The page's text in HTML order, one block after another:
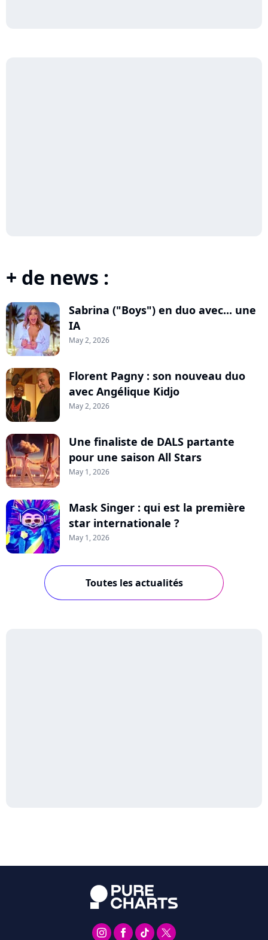
+ de news :
Sabrina ("Boys") en duo avec... une
IA
May 2, 2026
Florent Pagny : son nouveau duo
avec Angélique Kidjo
May 2, 2026
Une finaliste de DALS partante
pour une saison All Stars
May 1, 2026
Mask Singer : qui est la première
star internationale ?
May 1, 2026
Toutes les actualités